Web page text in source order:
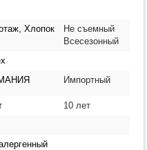
Хлопок
Не съемный
Всесезонный
Импортный
10 лет